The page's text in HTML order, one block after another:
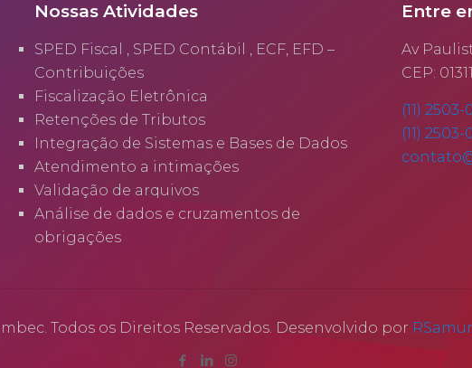
Nossas Atividades
SPED Fiscal , SPED Contábil , ECF, EFD –
Contribuições
Fiscalização Eletrônica
Retenções de Tributos
Integração de Sistemas e Bases de Dados
Atendimento a intimações
Validação de arquivos
Análise de dados e cruzamentos de
obrigações
Entre
Av
CEP:
(11) 2503-
(11)
Todos os Direitos Reservados. Desenvolvido por